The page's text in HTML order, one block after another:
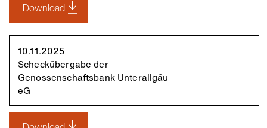
Download
10.11.2025
Scheckübergabe der
Genossenschaftsbank Unterallgäu
eG